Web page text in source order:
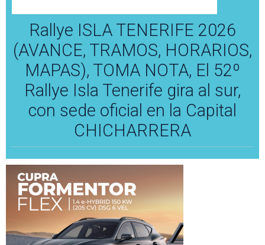
Rallye ISLA TENERIFE 2026
(AVANCE, TRAMOS, HORARIOS,
MAPAS), TOMA NOTA, El 52º
Rallye Isla Tenerife gira al sur,
con sede oficial en la Capital
CHICHARRERA